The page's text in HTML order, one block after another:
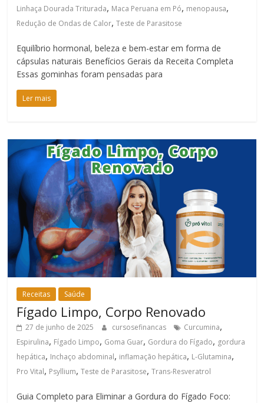
Linhaça Dourada Triturada, Maca Peruana em Pó, menopausa,
Redução de Ondas de Calor,Teste de Parasitose
Equilíbrio hormonal, beleza e bem-estar em forma de
cápsulas naturais Benefícios Gerais da Receita Completa
Essas gominhas foram pensadas para
Ler mais
Receitas Saúde
Fígado Limpo, Corpo Renovado
27 de junho de 2025 cursosefinancas Curcumina,
Espirulina, Fígado Limpo, Goma Guar, Gordura do Fígado, gordura
hepática, Inchaço abdominal, inflamação hepática, L-Glutamina,
Pro Vital, Psyllium,Teste de Parasitose,Trans-Resveratrol
Guia Completo para Eliminar a Gordura do Fígado Foco: